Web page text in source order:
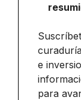
e
para